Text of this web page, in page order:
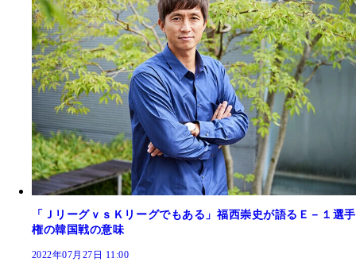
「ＪリーグｖｓＫリーグでもある」福西崇史が語るＥ－１選手
権の韓国戦の意味
2022年07月27日 11:00